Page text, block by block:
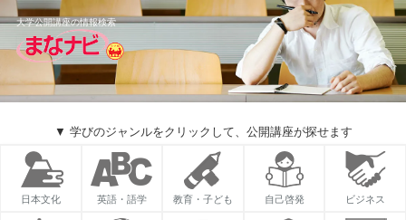
大学公開講座の情報検索
▼ 学びのジャンルをクリックして、公開講座が探せます
日本文化 英語・語学 教育・子ども 自己啓発 ビジネス